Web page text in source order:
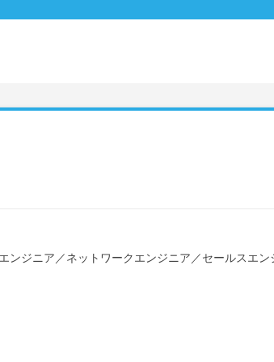
ンジニア ／ネットワークエンジニア ／セールスエン